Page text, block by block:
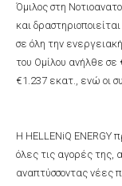
Όμιλος στη
και
σε όλη την
του Ομίλου ανήλθε σε
€1.237 εκατ., ενώ οι
Η HELLENiQ ENERGY
όλες τις αγορές της,
αναπτύσσοντας νέες